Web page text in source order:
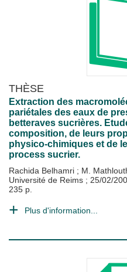
THÈSE
Extraction des
pariétales des eaux de
betteraves sucrières.
composition, de leurs
physico-chimiques et de
process sucrier.
Rachida Belhamri ; M.
Université de Reims ; 25/02/
235 p.
Plus d'information...